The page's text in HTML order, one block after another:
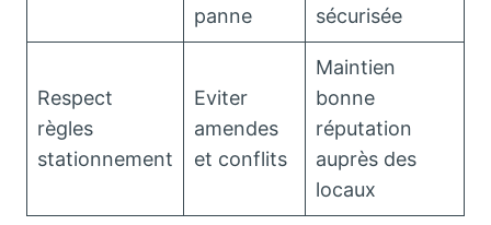
panne
sécurisée
Respect
règles
stationnement
Eviter
amendes
et conflits
Maintien
bonne
réputation
auprès des
locaux